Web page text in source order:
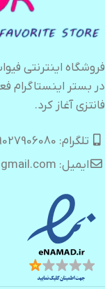
در بستر اینستاگرام
فانتزی آغاز کرد.
تلگرام: 09027906080
ایمیل: favstor@gmail.com